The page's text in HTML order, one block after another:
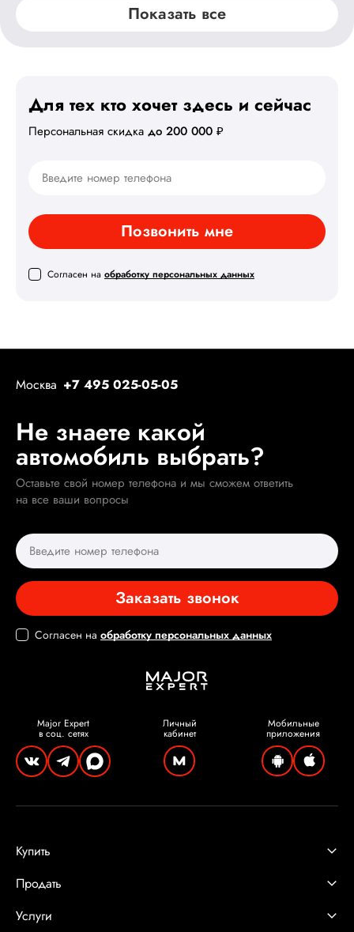
Показать все
Для тех кто хочет здесь и сейчас
Персональная скидка до 200 000 ₽
Позвонить мне
Согласен на обработку персональных данных
Москва +7 495 025-05-05
Не знаете какой
автомобиль выбрать?
Оставьте свой номер телефона и мы сможем ответить
на все ваши вопросы
Заказать звонок
Согласен на обработку персональных данных
Major Expert
в соц. сетях
Личный
кабинет
Мобильные
приложения
Купить
Продать
Услуги